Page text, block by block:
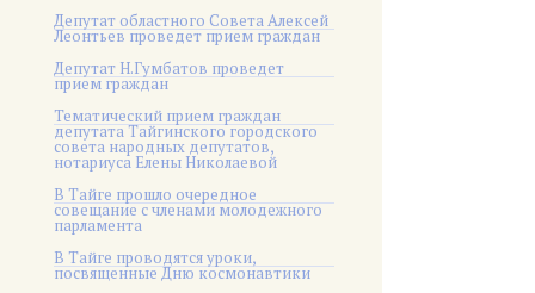
Депутат областного Совета Алексей
Леонтьев проведет прием граждан
Депутат Н.Гумбатов проведет
прием граждан
Тематический прием граждан
депутата Тайгинского городского
совета народных депутатов,
нотариуса Елены Николаевой
В Тайге прошло очередное
совещание с членами молодежного
парламента
В Тайге проводятся уроки,
посвященные Дню космонавтики